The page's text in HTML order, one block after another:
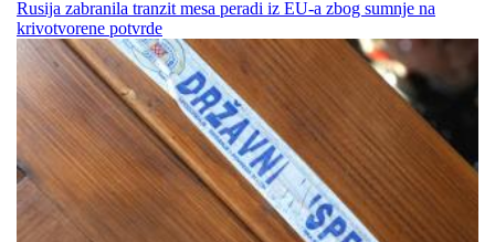
Rusija zabranila tranzit mesa peradi iz EU-a zbog sumnje na
krivotvorene potvrde